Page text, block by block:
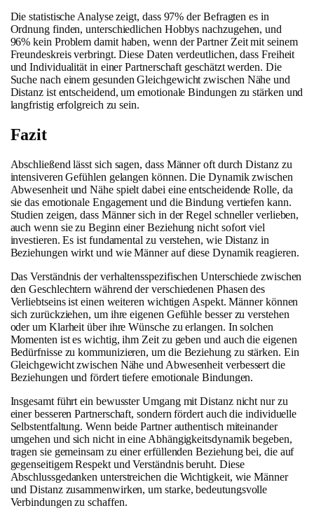
Die statistische Analyse zeigt, dass 97% der Befragten es in
Ordnung finden, unterschiedlichen Hobbys nachzugehen, und
96% kein Problem damit haben, wenn der Partner Zeit mit seinem
Freundeskreis verbringt. Diese Daten verdeutlichen, dass Freiheit
und Individualität in einer Partnerschaft geschätzt werden. Die
Suche nach einem gesunden Gleichgewicht zwischen Nähe und
Distanz ist entscheidend, um emotionale Bindungen zu stärken und
langfristig erfolgreich zu sein.
Fazit
Abschließend lässt sich sagen, dass Männer oft durch Distanz zu
intensiveren Gefühlen gelangen können. Die Dynamik zwischen
Abwesenheit und Nähe spielt dabei eine entscheidende Rolle, da
sie das emotionale Engagement und die Bindung vertiefen kann.
Studien zeigen, dass Männer sich in der Regel schneller verlieben,
auch wenn sie zu Beginn einer Beziehung nicht sofort viel
investieren. Es ist fundamental zu verstehen, wie Distanz in
Beziehungen wirkt und wie Männer auf diese Dynamik reagieren.
Das Verständnis der verhaltensspezifischen Unterschiede zwischen
den Geschlechtern während der verschiedenen Phasen des
Verliebtseins ist einen weiteren wichtigen Aspekt. Männer können
sich zurückziehen, um ihre eigenen Gefühle besser zu verstehen
oder um Klarheit über ihre Wünsche zu erlangen. In solchen
Momenten ist es wichtig, ihm Zeit zu geben und auch die eigenen
Bedürfnisse zu kommunizieren, um die Beziehung zu stärken. Ein
Gleichgewicht zwischen Nähe und Abwesenheit verbessert die
Beziehungen und fördert tiefere emotionale Bindungen.
Insgesamt führt ein bewusster Umgang mit Distanz nicht nur zu
einer besseren Partnerschaft, sondern fördert auch die individuelle
Selbstentfaltung. Wenn beide Partner authentisch miteinander
umgehen und sich nicht in eine Abhängigkeitsdynamik begeben,
tragen sie gemeinsam zu einer erfüllenden Beziehung bei, die auf
gegenseitigem Respekt und Verständnis beruht. Diese
Abschlussgedanken unterstreichen die Wichtigkeit, wie Männer
und Distanz zusammenwirken, um starke, bedeutungsvolle
Verbindungen zu schaffen.